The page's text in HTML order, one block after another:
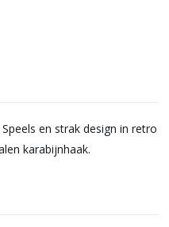
en strak design in retro
karabijnhaak.